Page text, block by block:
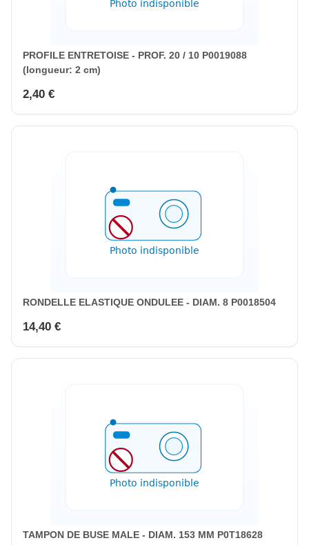
PROFILE ENTRETOISE - PROF. 20 / 10 P0019088
(longueur: 2 cm)
2,40 €
RONDELLE ELASTIQUE ONDULEE - DIAM. 8 P0018504
14,40 €
TAMPON DE BUSE MALE - DIAM. 153 MM P0T18628